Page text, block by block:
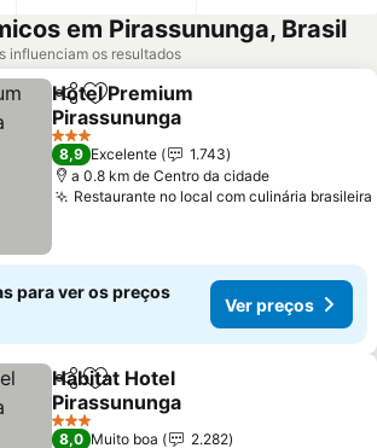
em Pirassununga, Brasil
influenciam os resultados
PartilharAdicionar aos favoritos
Hotel Premium
Pirassununga
Ver preços
3 Estrelas
8,9 Excelente
1.743
a 0.8 km de Centro da cidade
Restaurante no local com culinária brasileira
para ver os preços
Ver preços
PartilharAdicionar aos favoritos
Habitat Hotel
Pirassununga
Ver preços
3 Estrelas
8,0 Muito boa
2.282